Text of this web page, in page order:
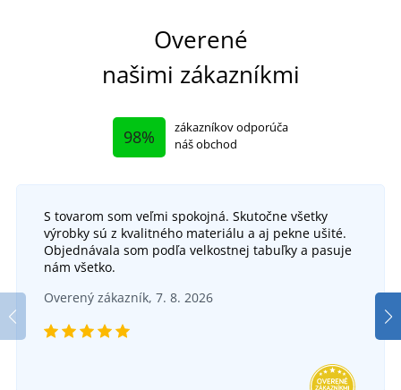
Overené
našimi zákazníkmi
98%
zákazníkov odporúča
náš obchod
S tovarom som veľmi spokojná. Skutočne všetky
výrobky sú z kvalitného materiálu a aj pekne ušité.
Objednávala som podľa velkostnej tabuľky a pasuje
nám všetko.
Overený zákazník, 7. 8. 2026